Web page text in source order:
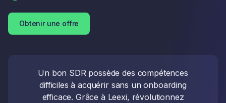
Obtenir une offre
Un bon SDR possède des compétences
difficiles à acquérir sans un onboarding
efficace. Grâce à Leexi, révolutionnez